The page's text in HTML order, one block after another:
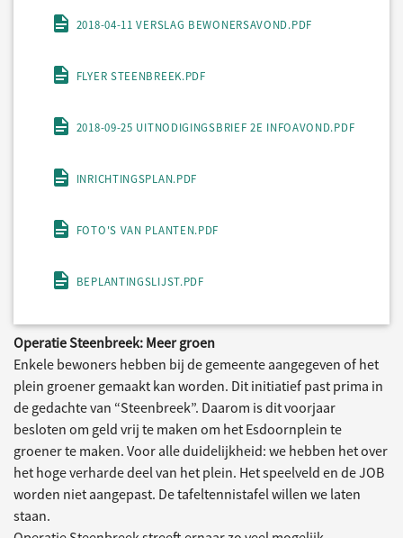
2018-04-11 VERSLAG BEWONERSAVOND.PDF
FLYER STEENBREEK.PDF
2018-09-25 UITNODIGINGSBRIEF 2E INFOAVOND.PDF
INRICHTINGSPLAN.PDF
FOTO'S VAN PLANTEN.PDF
BEPLANTINGSLIJST.PDF
Operatie Steenbreek: Meer groen
Enkele bewoners hebben bij de gemeente aangegeven of het
plein groener gemaakt kan worden. Dit initiatief past prima in
de gedachte van “Steenbreek”. Daarom is dit voorjaar
besloten om geld vrij te maken om het Esdoornplein te
groener te maken. Voor alle duidelijkheid: we hebben het over
het hoge verharde deel van het plein. Het speelveld en de JOB
worden niet aangepast. De tafeltennistafel willen we laten
staan.